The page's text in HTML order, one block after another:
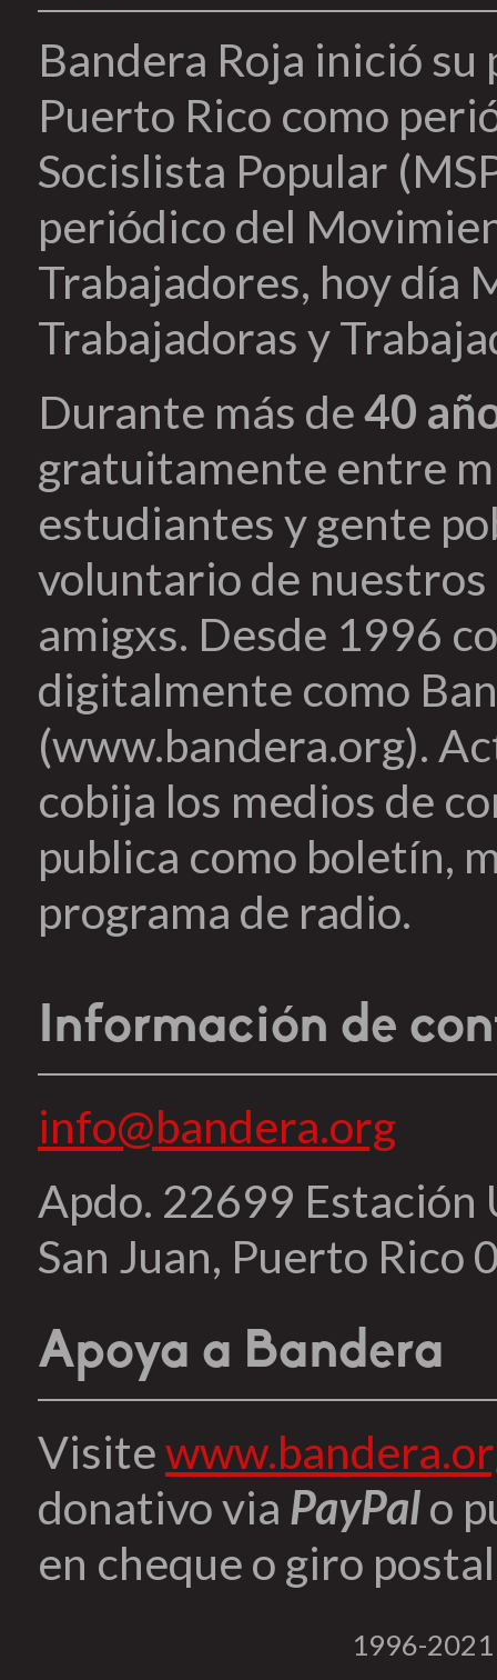
Bandera Roja inició
Puerto Rico como
Socislista Popular
periódico del
Trabajadores, hoy día
Trabajadoras y
Durante más de40
gratuitamente entre
estudiantes y gente
voluntario de
amigxs. Desde 1996
digitalmente como
(www.bandera.org).
cobija los medios de
publica como boletín,
programa de radio.
Información de
info@bandera.org
Apdo. 22699 Estación
San Juan, Puerto Rico
Apoya a Bandera
Visite
donativo via PayPalo
en cheque o giro
1996-